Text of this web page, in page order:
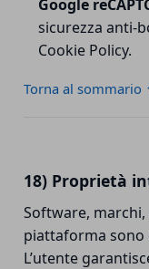
Google
sicurezza anti-
Cookie Policy.
Torna al sommario
18) Proprietà
Software,
piattaforma sono
L’utente